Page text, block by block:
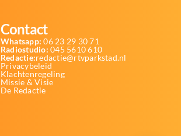
Contact
Whatsapp: 06 23 29 30 71
Radiostudio: 045 5610 610
Redactie:redactie@rtvparkstad.nl
Privacybeleid
Klachtenregeling
Missie & Visie
De Redactie